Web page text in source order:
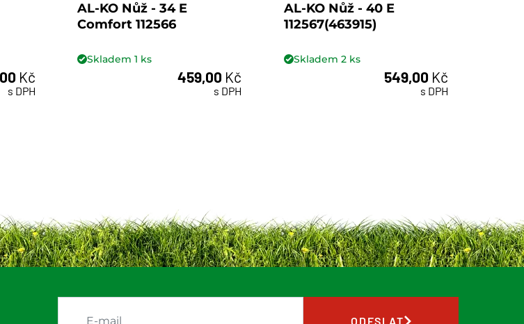
Kč
s DPH
AL-KO Nůž - 34 E
Comfort 112566
Skladem1 ks
459,00 Kč
s DPH
AL-KO Nůž - 40 E
112567(463915)
Skladem 2ks
549,00 Kč
s DPH
ODESLAT